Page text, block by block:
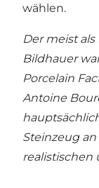
wählen.
Der meist
Bildhauer
Porcelain
Antoine
Steinzeug
realistischen